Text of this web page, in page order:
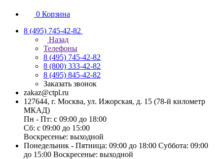
0 Корзина
8 (495) 745-42-82
Назад
Телефоны
8 (495) 745-42-82
8 (800) 333-42-82
8 (495) 845-42-82
Заказать звонок
zakaz@ctpl.ru
127644, г. Москва, ул. Ижорская, д. 15 (78-й километр
МКАД)
Пн - Пт: с 09:00 до 18:00
Сб: с 09:00 до 15:00
Воскресенье: выходной
Понедельник - Пятница: 09:00 до 18:00 Суббота: 09:00
до 15:00 Воскресенье: выходной